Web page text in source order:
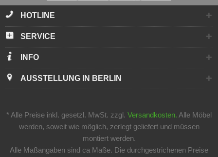
HOTLINE
SERVICE
INFO
AUSSTELLUNG IN BERLIN
* Alle Preise inkl. gesetzl. MwSt. zzgl. Versandkosten. Alle Möbel
werden, soweit wie möglich, zerlegt geliefert und müssen
montiert werden.
Alle Maßangaben sind ca Maße. Die durchgestrichenen Preise